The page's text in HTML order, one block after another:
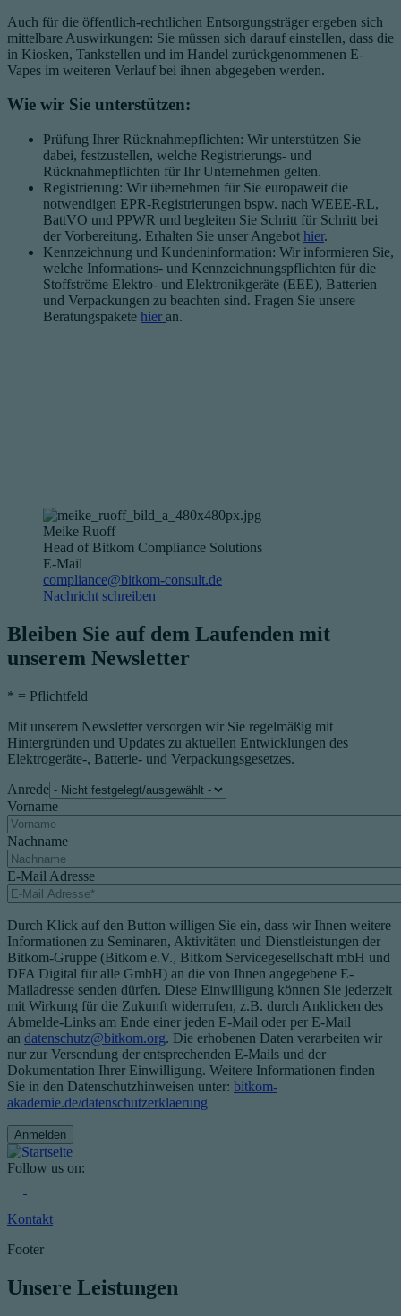
Auch für die öffentlich-rechtlichen Entsorgungsträger ergeben sich
mittelbare Auswirkungen: Sie müssen sich darauf einstellen, dass die
in Kiosken, Tankstellen und im Handel zurückgenommenen E-
Vapes im weiteren Verlauf bei ihnen abgegeben werden.
Wie wir Sie unterstützen:
Prüfung Ihrer Rücknahmepflichten: Wir unterstützen Sie
dabei, festzustellen, welche Registrierungs- und
Rücknahmepflichten für Ihr Unternehmen gelten.
Registrierung: Wir übernehmen für Sie europaweit die
notwendigen EPR-Registrierungen bspw. nach WEEE-RL,
BattVO und PPWR und begleiten Sie Schritt für Schritt bei
der Vorbereitung. Erhalten Sie unser Angebot hier.
Kennzeichnung und Kundeninformation: Wir informieren Sie,
welche Informations- und Kennzeichnungspflichten für die
Stoffströme Elektro- und Elektronikgeräte (EEE), Batterien
und Verpackungen zu beachten sind. Fragen Sie unsere
Beratungspakete hier an.
Meike Ruoff
Head of Bitkom Compliance Solutions
E-Mail
compliance@bitkom-consult.de
Nachricht schreiben
Bleiben Sie auf dem Laufenden mit
unserem Newsletter
* = Pflichtfeld
Mit unserem Newsletter versorgen wir Sie regelmäßig mit
Hintergründen und Updates zu aktuellen Entwicklungen des
Elektrogeräte-, Batterie- und Verpackungsgesetzes.
Anrede
Vorname
Nachname
E-Mail Adresse
Durch Klick auf den Button willigen Sie ein, dass wir Ihnen weitere
Informationen zu Seminaren, Aktivitäten und Dienstleistungen der
Bitkom-Gruppe (Bitkom e.V., Bitkom Servicegesellschaft mbH und
DFA Digital für alle GmbH) an die von Ihnen angegebene E-
Mailadresse senden dürfen. Diese Einwilligung können Sie jederzeit
mit Wirkung für die Zukunft widerrufen, z.B. durch Anklicken des
Abmelde-Links am Ende einer jeden E-Mail oder per E-Mail
an datenschutz@bitkom.org. Die erhobenen Daten verarbeiten wir
nur zur Versendung der entsprechenden E-Mails und der
Dokumentation Ihrer Einwilligung. Weitere Informationen finden
Sie in den Datenschutzhinweisen unter: bitkom-
akademie.de/datenschutzerklaerung
Follow us on:
Kontakt
Footer
Unsere Leistungen